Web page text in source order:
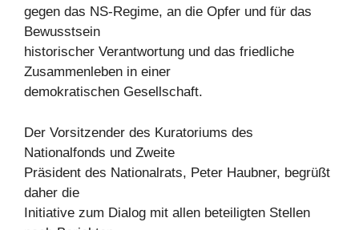
gegen das NS-Regime, an die Opfer und für das
Bewusstsein
historischer Verantwortung und das friedliche
Zusammenleben in einer
demokratischen Gesellschaft.
Der Vorsitzender des Kuratoriums des
Nationalfonds und Zweite
Präsident des Nationalrats, Peter Haubner, begrüßt
daher die
Initiative zum Dialog mit allen beteiligten Stellen